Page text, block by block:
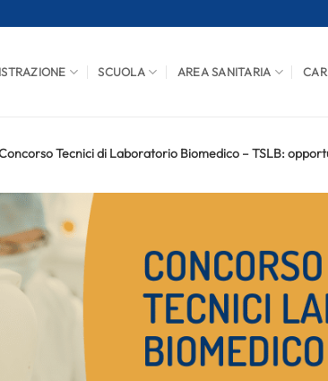
SCUOLA AREA SANITARIA
Tecnici di Laboratorio Biomedico – TSLB: